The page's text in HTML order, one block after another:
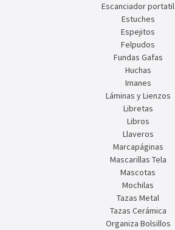
Escanciador portatil
Estuches
Espejitos
Felpudos
Fundas Gafas
Huchas
Imanes
Láminas y Lienzos
Libretas
Libros
Llaveros
Marcapáginas
Mascarillas Tela
Mascotas
Mochilas
Tazas Metal
Tazas Cerámica
Organiza Bolsillos